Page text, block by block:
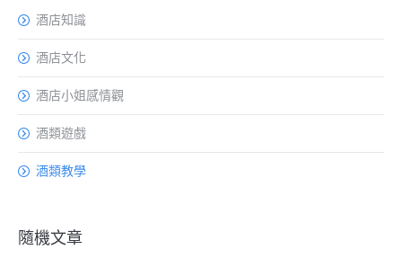
酒店知識
酒店文化
酒店小姐感情觀
酒類遊戲
酒類教學
隨機文章